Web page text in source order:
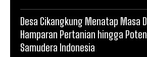
Desa Cikangkung Menatap Masa
Hamparan Pertanian hingga
Samudera Indonesia